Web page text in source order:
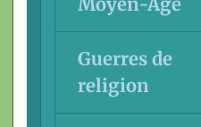
Guerres de
religion